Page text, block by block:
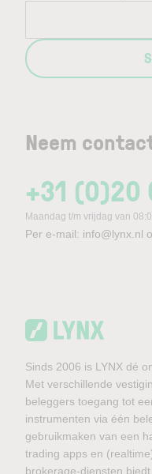
Neem
+31 (0)20
Maandag t/m vrijdag van
Per e-mail: info@lynx.nl
Sinds 2006 is LYNX dé
Met verschillende
beleggers toegang tot
instrumenten via één
gebruikmaken van een
trading apps en
brokerage-diensten